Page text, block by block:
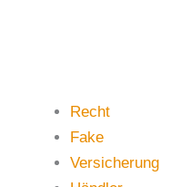
Recht
Fake
Versicherung